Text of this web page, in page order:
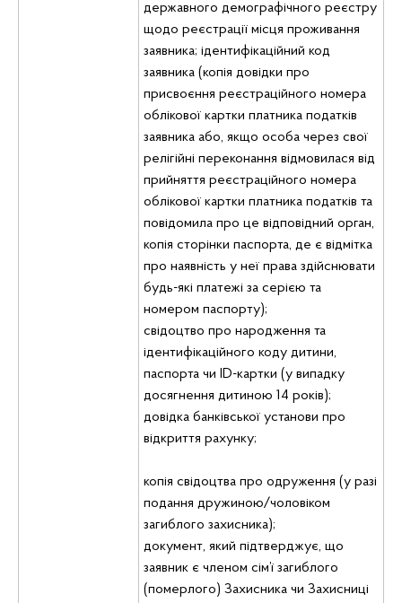
державного демографічного реєстру
щодо реєстрації місця проживання
заявника; ідентифікаційний код
заявника (копія довідки про
присвоєння реєстраційного номера
облікової картки платника податків
заявника або, якщо особа через свої
релігійні переконання відмовилася від
прийняття реєстраційного номера
облікової картки платника податків та
повідомила про це відповідний орган,
копія сторінки паспорта, де є відмітка
про наявність у неї права здійснювати
будь-які платежі за серією та
номером паспорту);
свідоцтво про народження та
ідентифікаційного коду дитини,
паспорта чи ID-картки (у випадку
досягнення дитиною 14 років);
довідка банківської установи про
відкриття рахунку;
копія свідоцтва про одруження (у разі
подання дружиною/чоловіком
загиблого захисника);
документ, який підтверджує, що
заявник є членом сім’ї загиблого
(померлого) Захисника чи Захисниці